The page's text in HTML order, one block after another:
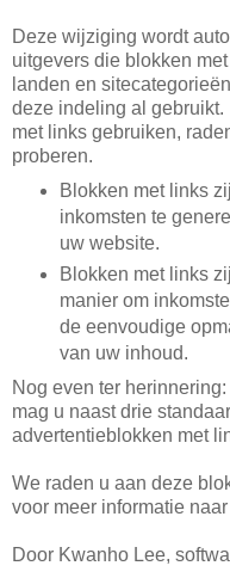
Deze wijziging wordt
uitgevers die blokken
landen en
deze indeling al
met links gebruiken,
proberen.
Blokken met links
inkomsten te
uw website.
Blokken met links
manier om
de eenvoudige
van uw inhoud.
Nog even ter
mag u naast drie
advertentieblokken met
We raden u aan deze
voor meer informatie
Door Kwanho Lee,